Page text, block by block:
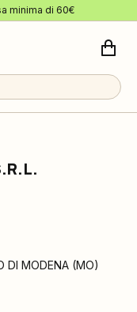
minima di 60€
DI MODENA (MO)